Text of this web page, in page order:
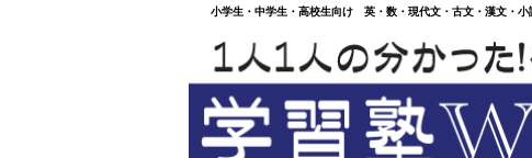
小学生・中学生・高校生向け 英・数・現代文・古文・漢文